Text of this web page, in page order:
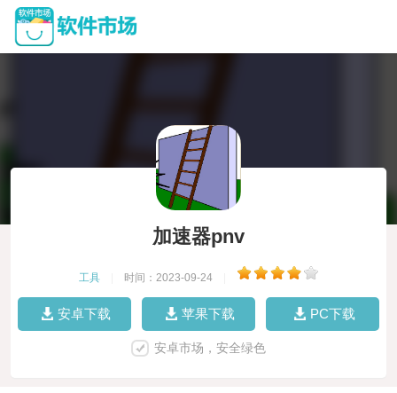
加速器pnv
工具 时间：2023-09-24
安卓下载 苹果下载 PC下载
安卓市场，安全绿色